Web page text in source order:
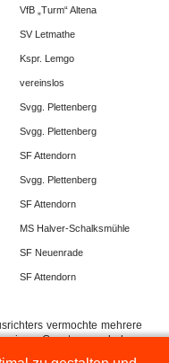
VfB „Turm“ Altena
SV Letmathe
Kspr. Lemgo
vereinslos
Svgg. Plettenberg
Svgg. Plettenberg
SF Attendorn
Svgg. Plettenberg
SF Attendorn
MS Halver-Schalksmühle
SF Neuenrade
SF Attendorn
vermochte mehrere
Gunsten zu drehen.